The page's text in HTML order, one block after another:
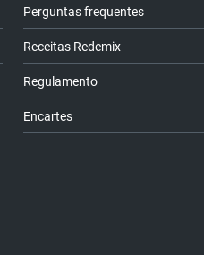
Perguntas frequentes
Receitas Redemix
Regulamento
Encartes